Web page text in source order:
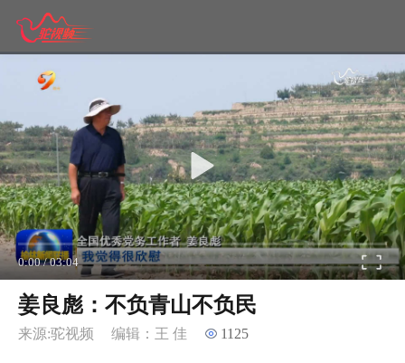
0:00/03:04
姜良彪：不负青山不负民
来源:驼视频 编辑：王 佳 1125